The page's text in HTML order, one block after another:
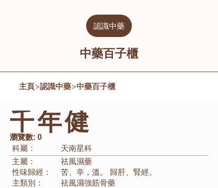
認識中藥
中藥百子櫃
主頁>認識中藥>中藥百子櫃
千年健
瀏覽數: 0
科屬：
天南星科
主屬：
祛風濕藥
性味歸經：
苦、辛，溫。 歸肝、腎經。
主類別：
祛風濕強筋骨藥